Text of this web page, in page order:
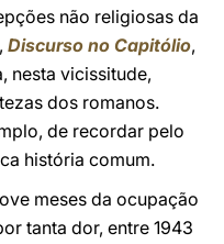
não religiosas da
Discurso no Capitólio,
nesta vicissitude,
dos romanos.
de recordar pelo
história comum.
meses da ocupação
tanta dor, entre 1943